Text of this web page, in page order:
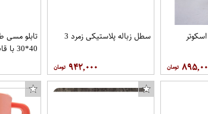
سطل زباله پلاستیکی زمرد 3
۹۴۲,۰۰۰
تابلو مسی